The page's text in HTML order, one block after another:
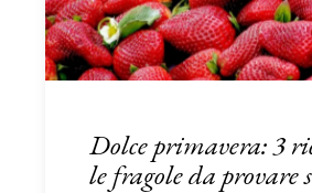
Dolce primavera: 3
le fragole da provare